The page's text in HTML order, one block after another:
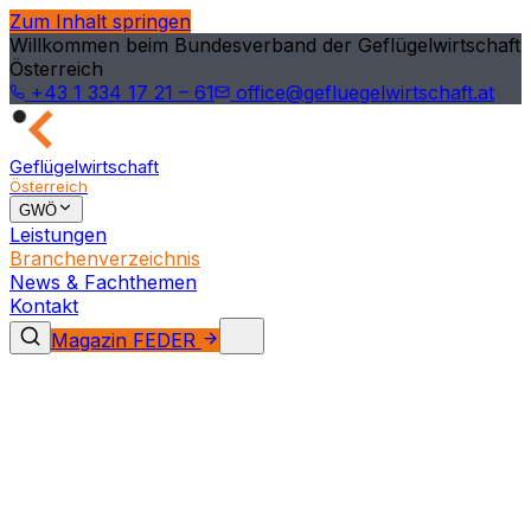
Zum Inhalt springen
Willkommen beim Bundesverband der Geflügelwirtschaft
Österreich
+43 1 334 17 21 – 61
office@gefluegelwirtschaft.at
Geflügelwirtschaft
Österreich
GWÖ
Leistungen
Branchenverzeichnis
News & Fachthemen
Kontakt
Magazin FEDER